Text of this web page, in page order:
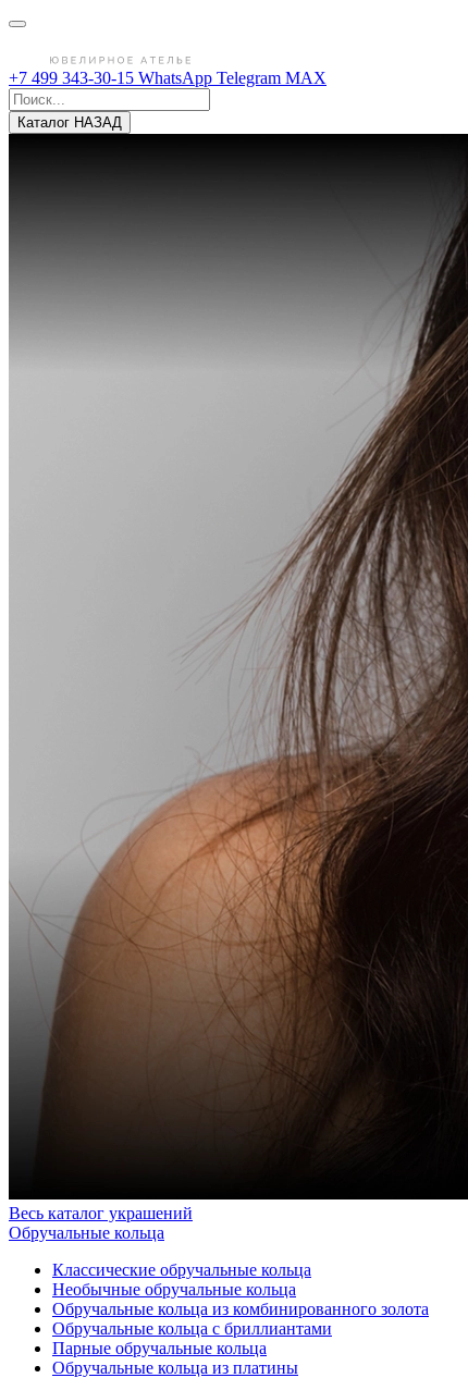
+7 499 343-30-15 WhatsApp Telegram MAX
Каталог НАЗАД
Весь каталог украшений
Обручальные кольца
Классические обручальные кольца
Необычные обручальные кольца
Обручальные кольца из комбинированного золота
Обручальные кольца с бриллиантами
Парные обручальные кольца
Обручальные кольца из платины